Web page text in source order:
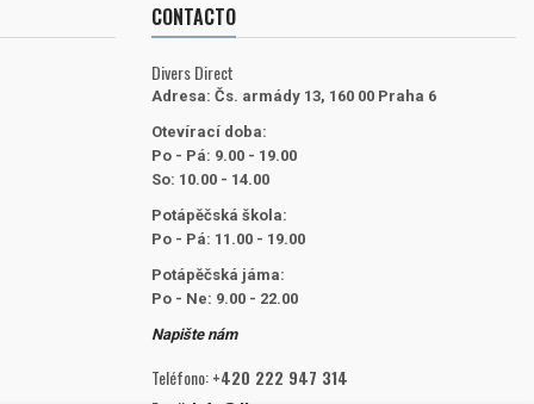
CONTACTO
Divers Direct
Adresa: Čs. armády 13, 160 00 Praha 6
Otevírací doba:
Po - Pá: 9.00 - 19.00
So: 10.00 - 14.00
Potápěčská škola:
Po - Pá: 11.00 - 19.00
Potápěčská jáma:
Po - Ne: 9.00 - 22.00
Napište nám
Teléfono:+420 222 947 314